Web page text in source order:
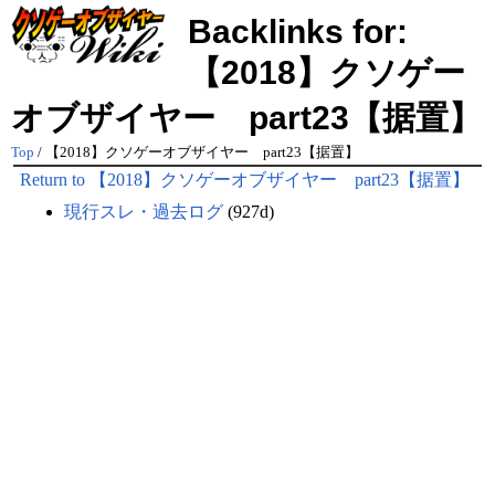
Backlinks for:
【2018】クソゲー
オブザイヤー part23【据置】
Top / 【2018】クソゲーオブザイヤー part23【据置】
Return to 【2018】クソゲーオブザイヤー part23【据置】
現行スレ・過去ログ (927d)